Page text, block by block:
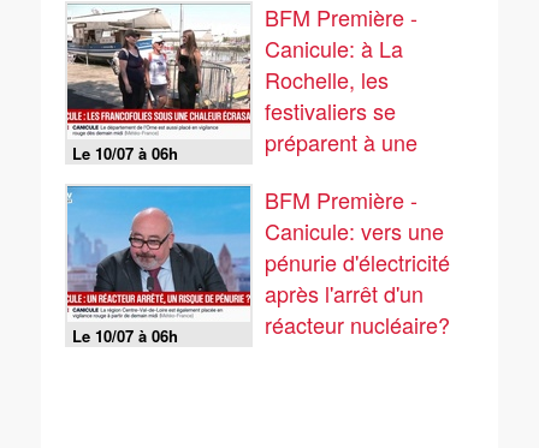
Le 10/07 à 06h
BFM Première -
Canicule: à La
Rochelle, les
festivaliers se
préparent à une
lors des Francofolies
Le 10/07 à 06h
BFM Première -
Canicule: vers une
pénurie d'électricité
après l'arrêt d'un
réacteur nucléaire?